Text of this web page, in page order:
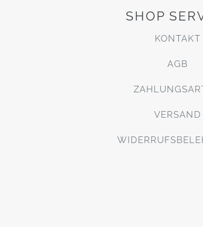
SHOP
KONTAKT
AGB
VERSAND